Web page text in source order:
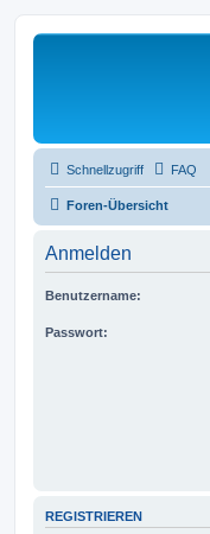
Schnellzugriff FAQ
Foren-Übersicht
Anmelden
Benutzername:
Passwort:
REGISTRIEREN